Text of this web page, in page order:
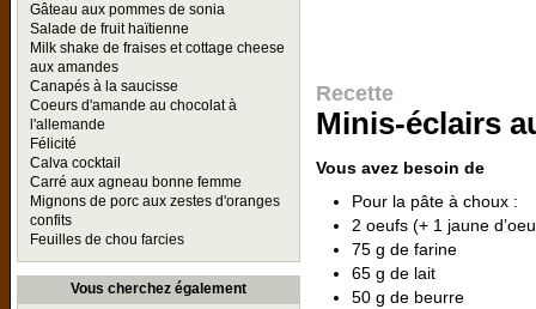
Gâteau aux pommes de sonia
Salade de fruit haïtienne
Milk shake de fraises et cottage cheese
aux amandes
Canapés à la saucisse
Coeurs d'amande au chocolat à
l'allemande
Félicité
Calva cocktail
Carré aux agneau bonne femme
Mignons de porc aux zestes d'oranges
confits
Feuilles de chou farcies
Vous cherchez également
Recette
Minis-éclairs
Vous avez besoin de
Pour la pâte à choux :
2 oeufs (+ 1 jaune
75 g de farine
65 g de lait
50 g de beurre